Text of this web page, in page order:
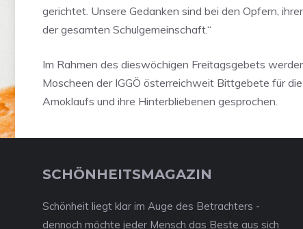
gerichtet. Unsere Gedanken sind bei den Opfern,
der gesamten Schulgemeinschaft.“
Im Rahmen des dieswöchigen Freitagsgebets
Moscheen der IGGÖ österreichweit Bittgebete für
Amoklaufs und ihre Hinterbliebenen gesprochen.
SCHÖNHEITSMAGAZIN
Schönheit liegt klar im Auge des Betrachters -
dennoch möchte jeder Mensch das Beste aus sich